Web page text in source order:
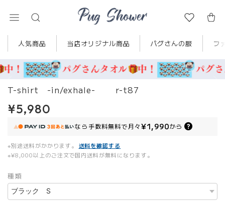
人気商品 当店オリジナル商品 パグさんの服 フ
T-shirt -in/exhale- r-t87
¥5,980
なら 手数料無料で月々¥1,990から
※別途送料がかかります。
送料を確認する
※¥8,000以上のご注文で国内送料が無料になります。
種類